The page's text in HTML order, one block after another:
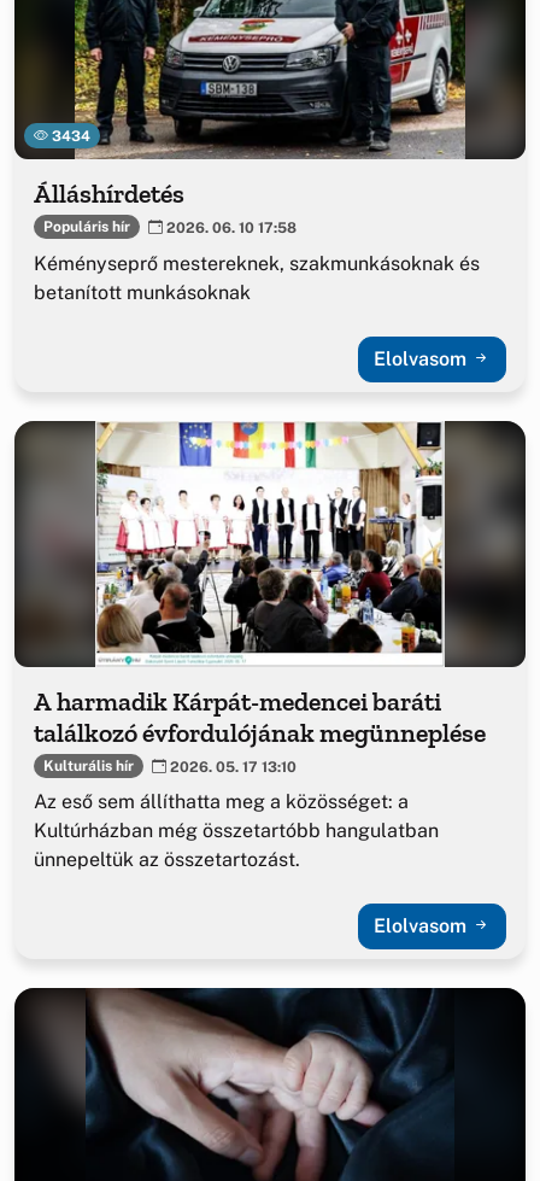
3434
Álláshírdetés
Populáris hír 2026. 06. 10 17:58
Kéményseprő mestereknek, szakmunkásoknak és
betanított munkásoknak
Elolvasom
A harmadik Kárpát-medencei baráti
találkozó évfordulójának megünneplése
Kulturális hír 2026. 05. 17 13:10
Az eső sem állíthatta meg a közösséget: a
Kultúrházban még összetartóbb hangulatban
ünnepeltük az összetartozást.
Elolvasom